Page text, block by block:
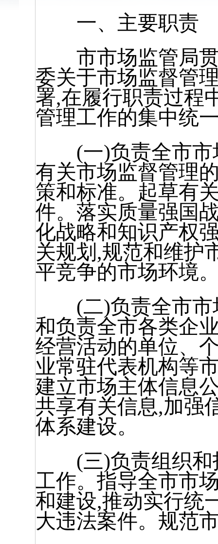
一、主要职责
市市场监管局贯
委关于市场监督管
署,在履行职责过程
管理工作的集中统
(一)负责全市市
有关市场监督管理
策和标准。起草有
件。落实质量强国
化战略和知识产权
关规划,规范和维护
平竞争的市场环境
(二)负责全市市
和负责全市各类企
经营活动的单位、
业常驻代表机构等
建立市场主体信息
共享有关信息,加强
体系建设。
(三)负责组织和
工作。指导全市市
和建设,推动实行统
大违法案件。规范